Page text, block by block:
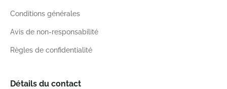
Conditions générales
Avis de non-responsabilité
Règles de confidentialité
Détails du contact